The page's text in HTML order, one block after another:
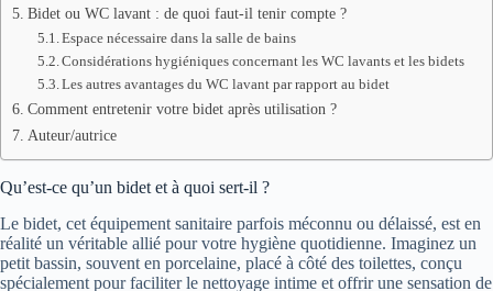
Bidet ou WC lavant : de quoi faut-il tenir compte ?
Espace nécessaire dans la salle de bains
Considérations hygiéniques concernant les WC lavants et les bidets
Les autres avantages du WC lavant par rapport au bidet
Comment entretenir votre bidet après utilisation ?
Auteur/autrice
Qu’est-ce qu’un bidet et à quoi sert-il ?
Le bidet, cet équipement sanitaire parfois méconnu ou délaissé, est en
réalité un véritable allié pour votre hygiène quotidienne. Imaginez un
petit bassin, souvent en porcelaine, placé à côté des toilettes, conçu
spécialement pour faciliter le nettoyage intime et offrir une sensation de